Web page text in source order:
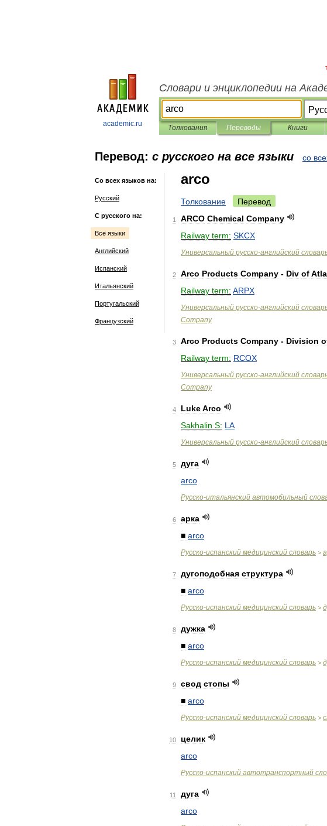
academic.ru
Словари и энциклопедии на
Толкования Переводы Книги
Перевод: с русского на все языки со
Со всех языков на:
Русский
С русского на:
Все языки
Английский
Испанский
Итальянский
Португальский
Французский
arco
Толкование Перевод
1 ARCO Chemical Company
Railway term: SKCX
Универсальный русско-английский
2 Arco Products Company - Div of
Railway term: ARPX
Универсальный русско-английский
Company
3 Arco Products Company - Division
Railway term: RCOX
Универсальный русско-английский
Company
4 LukeArco
Sakhalin S: LA
Универсальный русско-английский
5
дуга
arco
Русско-итальянский автомобильный
6
арка
■ arco
Русско-испанский медицинский словарь >
7 дугоподобная структура
■ arco
Русско-испанский медицинский словарь >
8
дужка
■ arco
Русско-испанский медицинский словарь >
9 свод стопы
■ arco
Русско-испанский медицинский словарь >
10
целик
arco
Русско-испанский автотранспортный
11
дуга
arco